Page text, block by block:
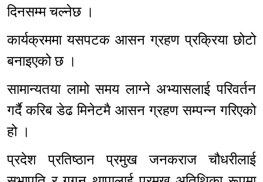
दिनसम्म चल्नेछ ।
कार्यक्रममा यसपटक आसन ग्रहण प्रक्रिया छोटो
बनाइएको छ ।
सामान्यतया लामो समय लाग्ने अभ्यासलाई परिवर्तन
गर्दै करिब डेढ मिनेटमै आसन ग्रहण सम्पन्न गरिएको
हो ।
प्रदेश प्रतिष्ठान प्रमुख जनकराज चौधरीलाई